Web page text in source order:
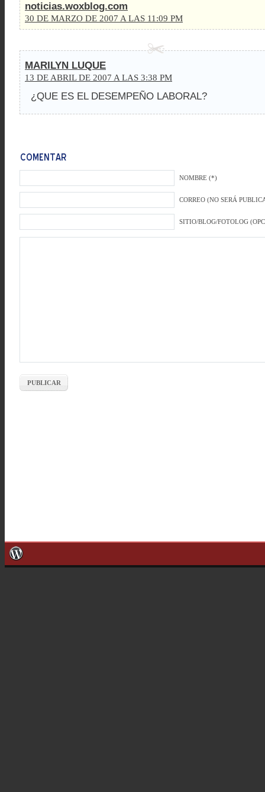
noticias.woxblog.com
30 DE MARZO DE 2007 A LAS 11:09 PM
MARILYN LUQUE
13 DE ABRIL DE 2007 A LAS 3:38 PM
¿QUE ES EL DESEMPEÑO LABORAL?
NOMBRE (*)
CORREO (NO SERÁ
SITIO/BLOG/FOTOLOG